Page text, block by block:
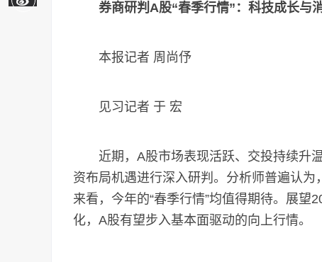
券商研判A股“春季行情”：科技成长与
本报记者 周尚伃
见习记者 于 宏
近期，A股市场表现活跃、交投持续升温
资布局机遇进行深入研判。分析师普遍认
来看，今年的“春季行情”均值得期待。展
化，A股有望步入基本面驱动的向上行情。